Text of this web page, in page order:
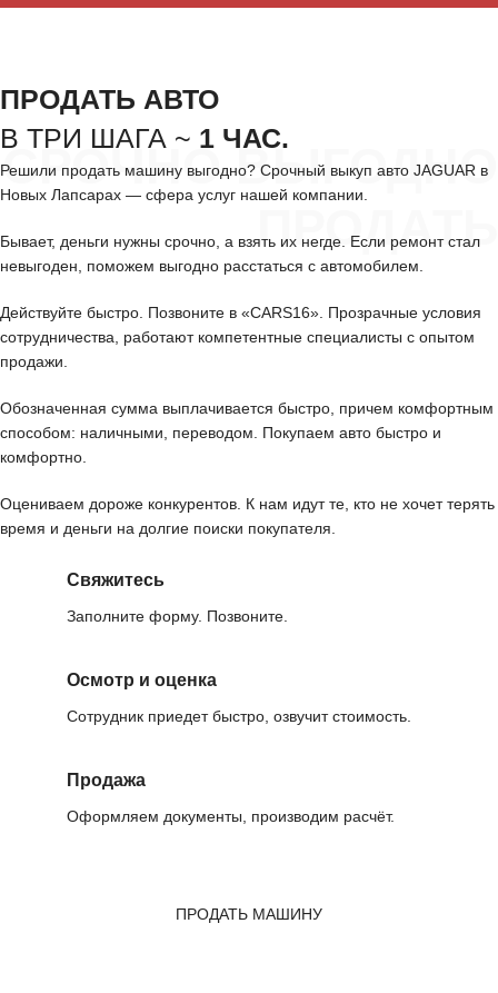
СРОЧНО ВЫГОДНО
ПРОДАТЬ
ПРОДАТЬ АВТО
В ТРИ ШАГА ~ 1 ЧАС.
Решили продать машину выгодно? Срочный выкуп авто JAGUAR в
Новых Лапсарах — сфера услуг нашей компании.
Бывает, деньги нужны срочно, а взять их негде. Если ремонт стал
невыгоден, поможем выгодно расстаться с автомобилем.
Действуйте быстро. Позвоните в «CARS16». Прозрачные условия
сотрудничества, работают компетентные специалисты с опытом
продажи.
Обозначенная сумма выплачивается быстро, причем комфортным
способом: наличными, переводом. Покупаем авто быстро и
комфортно.
Оцениваем дороже конкурентов. К нам идут те, кто не хочет терять
время и деньги на долгие поиски покупателя.
Свяжитесь
Заполните форму. Позвоните.
Осмотр и оценка
Сотрудник приедет быстро, озвучит стоимость.
Продажа
Оформляем документы, производим расчёт.
ПРОДАТЬ МАШИНУ